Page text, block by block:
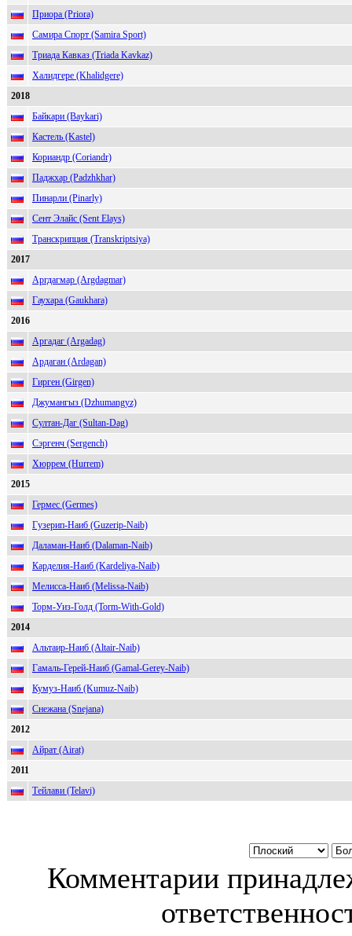
Приора (Priora)
Самира Спорт (Samira Sport)
Триада Кавказ (Triada Kavkaz)
Халидгере (Khalidgere)
2018
Байкари (Baykari)
Кастель (Kastel)
Кориандр (Coriandr)
Паджхар (Padzhkhar)
Пинарли (Pinarly)
Сент Элайс (Sent Elays)
Транскрипция (Transkriptsiya)
2017
Аргдагмар (Argdagmar)
Гаухара (Gaukhara)
2016
Аргадаг (Argadag)
Ардаган (Ardagan)
Гирген (Girgen)
Джумангыз (Dzhumangyz)
Султан-Даг (Sultan-Dag)
Сэргенч (Sergench)
Хюррем (Hurrem)
2015
Гермес (Germes)
Гузерип-Наиб (Guzerip-Naib)
Даламан-Наиб (Dalaman-Naib)
Карделия-Наиб (Kardeliya-Naib)
Мелисса-Наиб (Melissa-Naib)
Торм-Уиз-Голд (Torm-With-Gold)
2014
Альтаир-Наиб (Altair-Naib)
Гамаль-Герей-Наиб (Gamal-Gerey-Naib)
Кумуз-Наиб (Kumuz-Naib)
Снежана (Snejana)
2012
Айрат (Airat)
2011
Тейлави (Telavi)
Комментарии